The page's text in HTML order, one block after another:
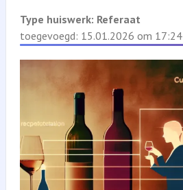
Type huiswerk: Referaat
toegevoegd: 15.01.2026 om 17:24